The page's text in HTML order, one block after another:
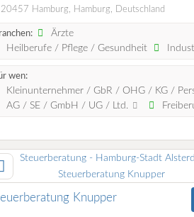
20457 Hamburg, Hamburg, Deutschland
Ärzte
Heilberufe / Pflege / Gesundheit
wen:
Kleinunternehmer / GbR / OHG / KG /
AG / SE / GmbH / UG / Ltd.
Knupper